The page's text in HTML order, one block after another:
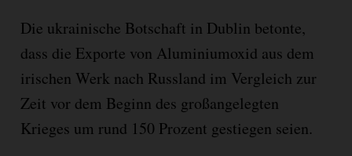
Die ukrainische Botschaft in Dublin betonte,
dass die Exporte von Aluminiumoxid aus dem
irischen Werk nach Russland im Vergleich zur
Zeit vor dem Beginn des großangelegten
Krieges um rund 150 Prozent gestiegen seien.